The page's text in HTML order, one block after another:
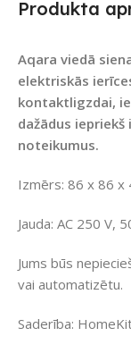
Produkta
Aqara viedā
elektriskās
kontaktligzdai,
dažādus
noteikumus.
Izmērs: 86 x 86 x
Jauda: AC 250 V,
Jums būs
vai automatizētu.
Saderība: